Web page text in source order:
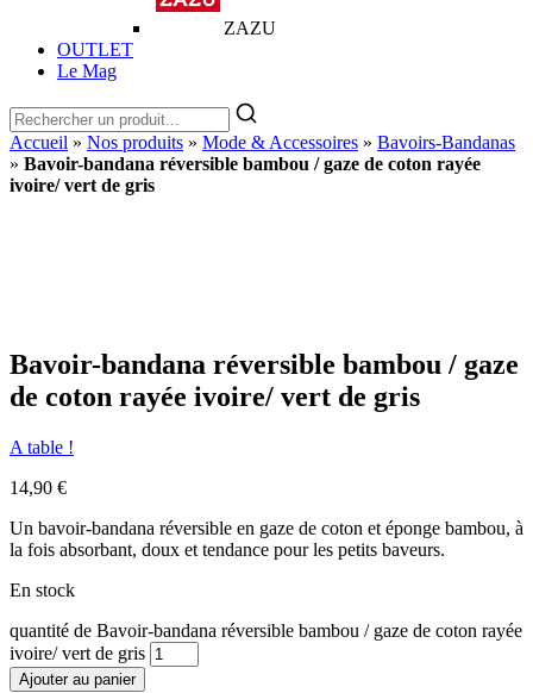
ZAZU
OUTLET
Le Mag
Accueil » Nos produits » Mode & Accessoires » Bavoirs-Bandanas
» Bavoir-bandana réversible bambou / gaze de coton rayée
ivoire/ vert de gris
Bavoir-bandana réversible bambou / gaze
de coton rayée ivoire/ vert de gris
A table !
14,90 €
Un bavoir-bandana réversible en gaze de coton et éponge bambou, à
la fois absorbant, doux et tendance pour les petits baveurs.
En stock
quantité de Bavoir-bandana réversible bambou / gaze de coton rayée
ivoire/ vert de gris
Ajouter au panier